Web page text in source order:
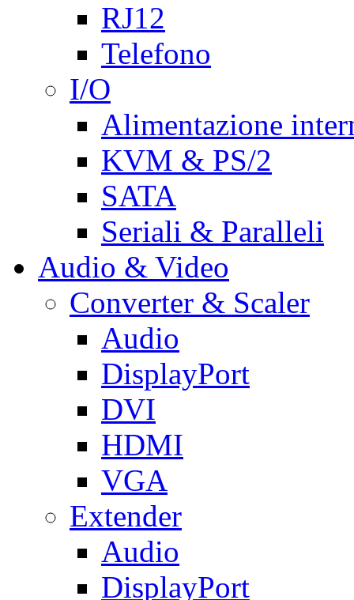
RJ12
Telefono
I/O
Alimentazione
KVM & PS/2
SATA
Seriali & Paralleli
Audio & Video
Converter & Scaler
Audio
DisplayPort
DVI
HDMI
VGA
Extender
Audio
DisplayPort